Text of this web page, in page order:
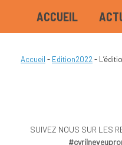
ACCUEIL
Accueil - Edition2022 -
SUIVEZ NOUS SUR LES